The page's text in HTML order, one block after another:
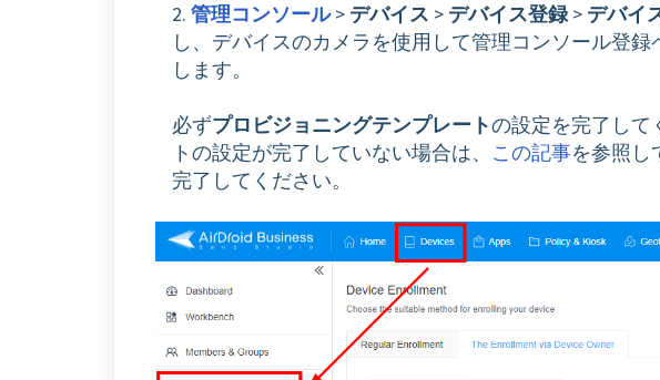
2. 管理コンソール> デバイス > デバイス登録> デバイ
し、デバイスのカメラを使用して管理コンソール登
します。
必ずプロビジョニングテンプレートの設定を完了して
トの設定が完了していない場合は、 この記事を参照し
完了してください。